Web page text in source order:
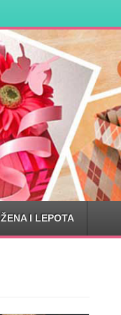
ŽENA I LEPOTA